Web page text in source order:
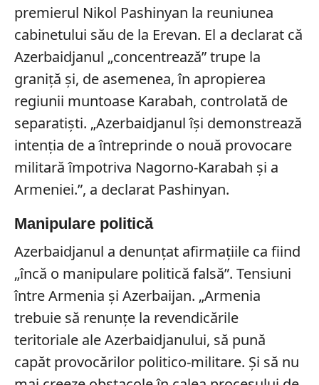
premierul Nikol Pashinyan la reuniunea
cabinetului său de la Erevan. El a declarat că
Azerbaidjanul „concentrează” trupe la
graniță și, de asemenea, în apropierea
regiunii muntoase Karabah, controlată de
separatiști. „Azerbaidjanul își demonstrează
intenția de a întreprinde o nouă provocare
militară împotriva Nagorno-Karabah și a
Armeniei.”, a declarat Pashinyan.
Manipulare politică
Azerbaidjanul a denunțat afirmațiile ca fiind
„încă o manipulare politică falsă”. Tensiuni
între Armenia și Azerbaijan. „Armenia
trebuie să renunțe la revendicările
teritoriale ale Azerbaidjanului, să pună
capăt provocărilor politico-militare. Și să nu